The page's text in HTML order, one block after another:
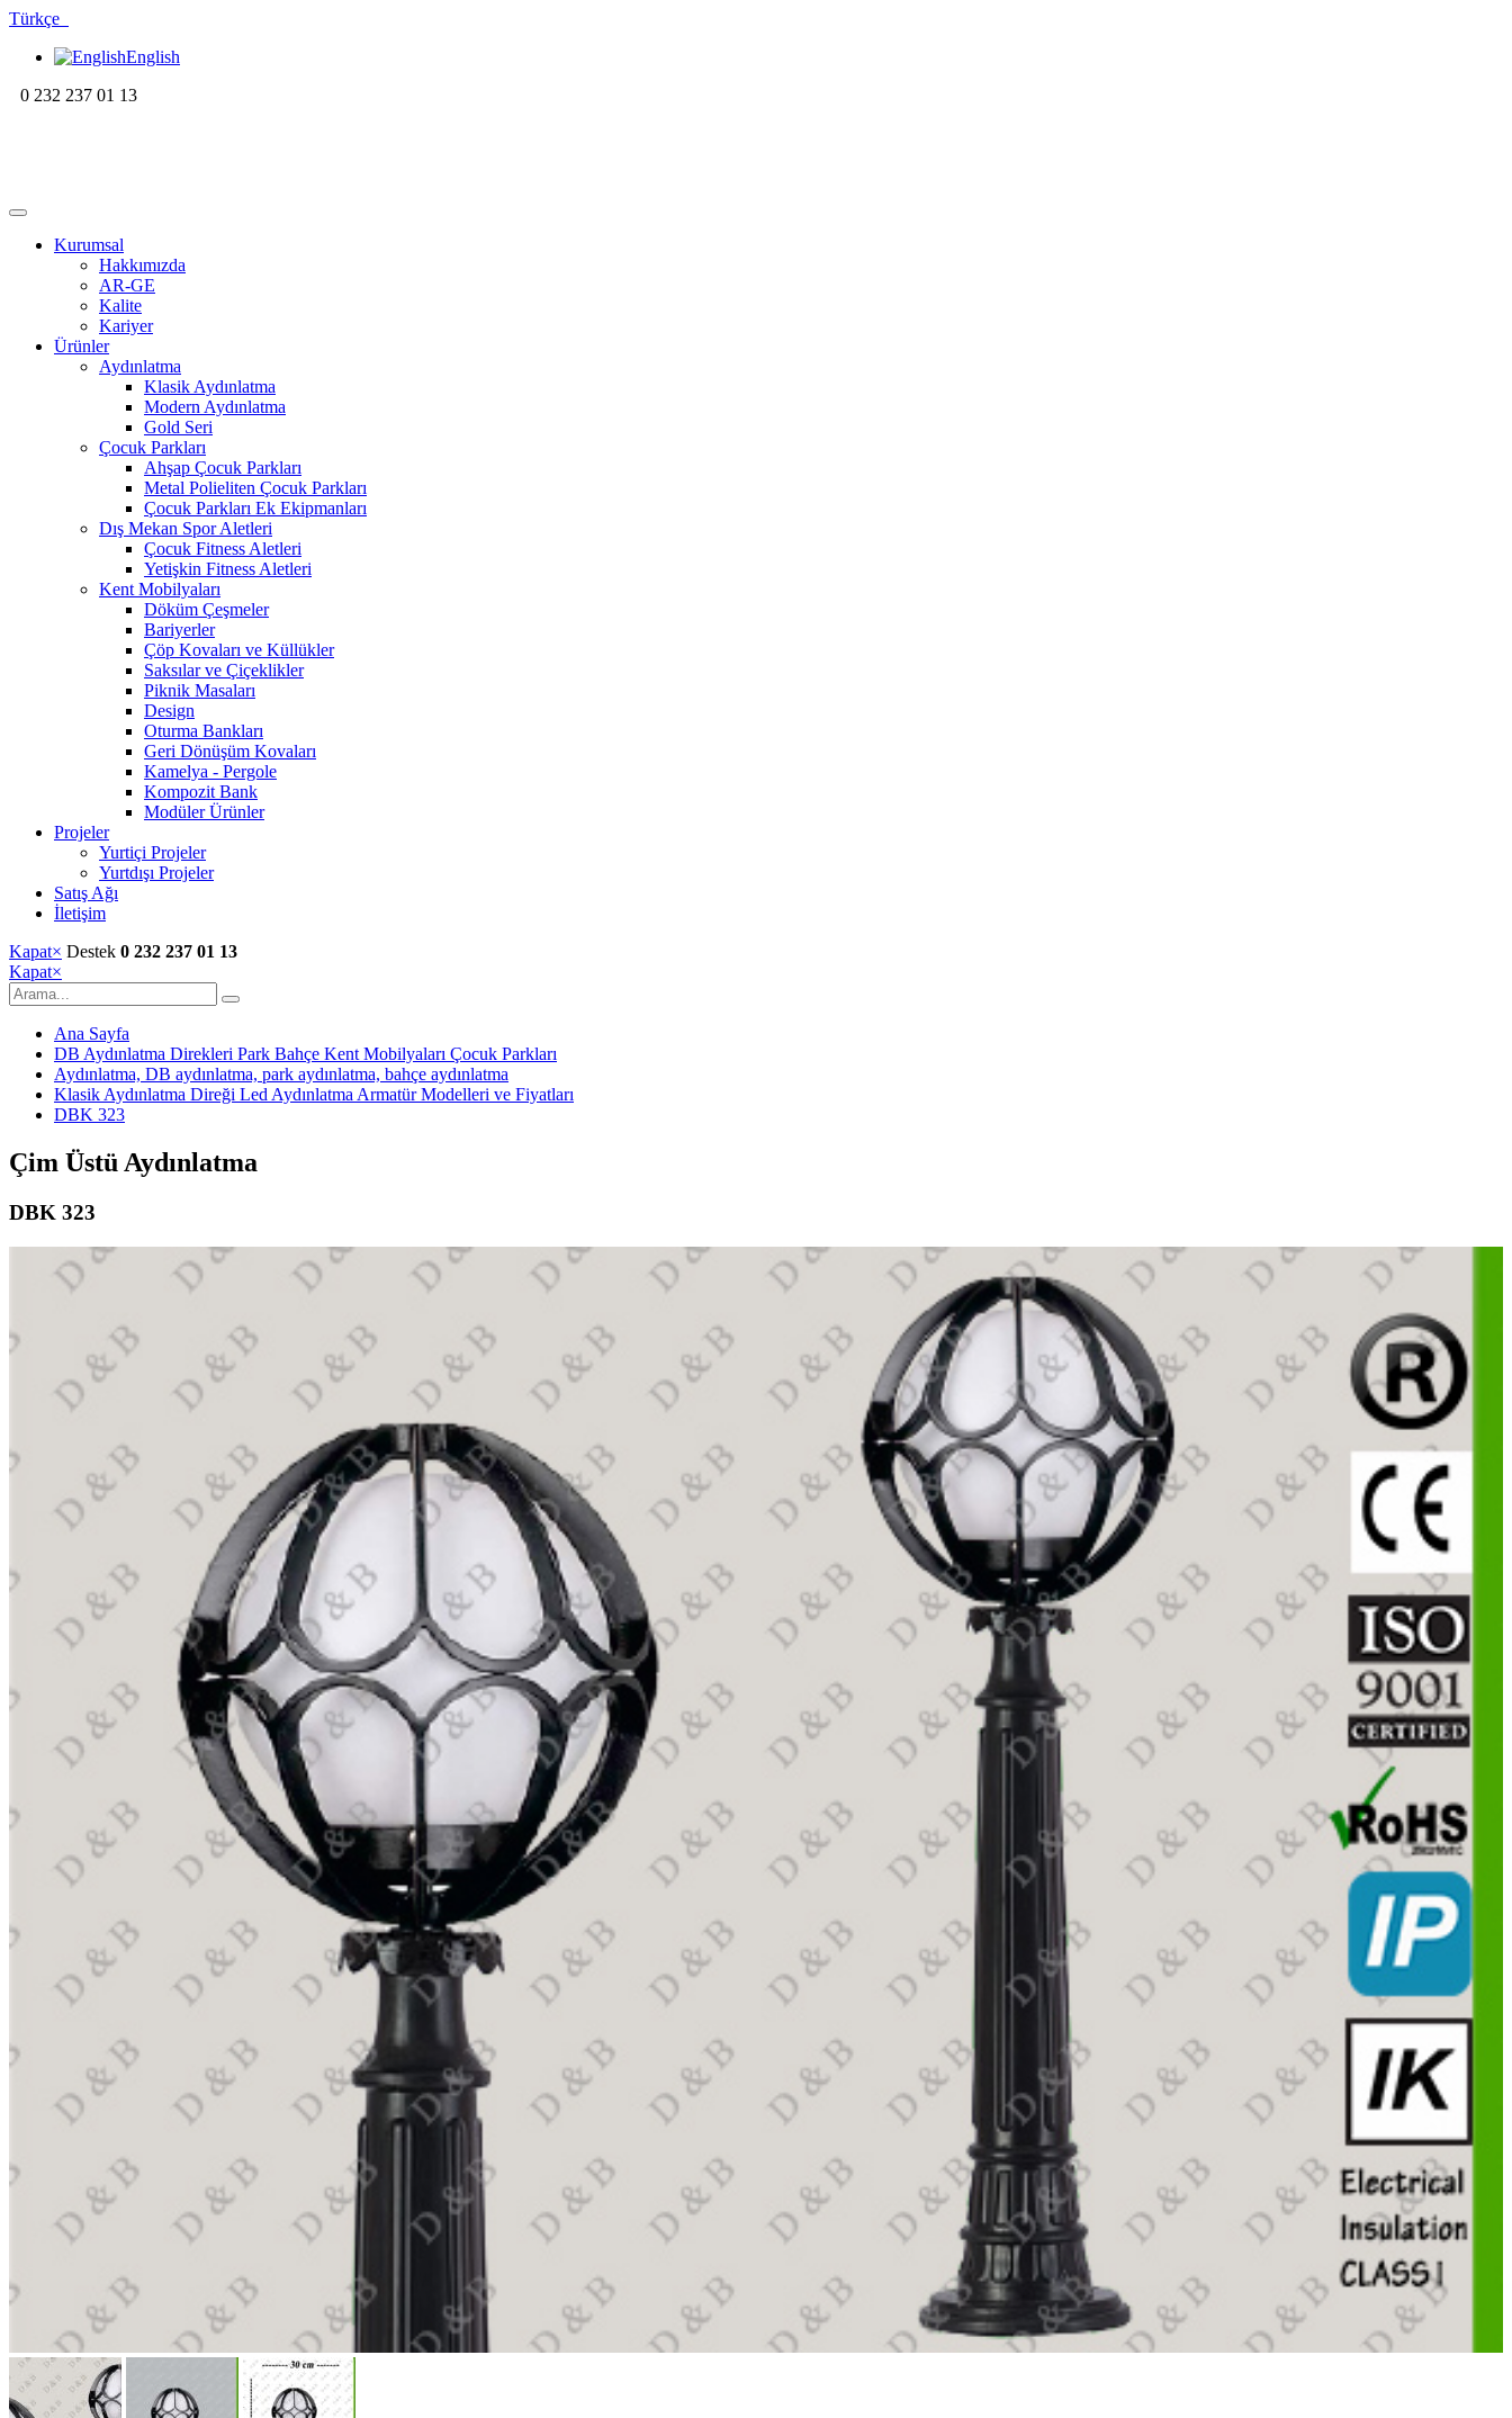
Türkçe
English
0 232 237 01 13
Kurumsal
Hakkımızda
AR-GE
Kalite
Kariyer
Ürünler
Aydınlatma
Klasik Aydınlatma
Modern Aydınlatma
Gold Seri
Çocuk Parkları
Ahşap Çocuk Parkları
Metal Polieliten Çocuk Parkları
Çocuk Parkları Ek Ekipmanları
Dış Mekan Spor Aletleri
Çocuk Fitness Aletleri
Yetişkin Fitness Aletleri
Kent Mobilyaları
Döküm Çeşmeler
Bariyerler
Çöp Kovaları ve Küllükler
Saksılar ve Çiçeklikler
Piknik Masaları
Design
Oturma Bankları
Geri Dönüşüm Kovaları
Kamelya - Pergole
Kompozit Bank
Modüler Ürünler
Projeler
Yurtiçi Projeler
Yurtdışı Projeler
Satış Ağı
İletişim
Kapat× Destek 0 232 237 01 13
Kapat×
Ana Sayfa
DB Aydınlatma Direkleri Park Bahçe Kent Mobilyaları Çocuk Parkları
Aydınlatma, DB aydınlatma, park aydınlatma, bahçe aydınlatma
Klasik Aydınlatma Direği Led Aydınlatma Armatür Modelleri ve Fiyatları
DBK 323
Çim Üstü Aydınlatma
DBK 323